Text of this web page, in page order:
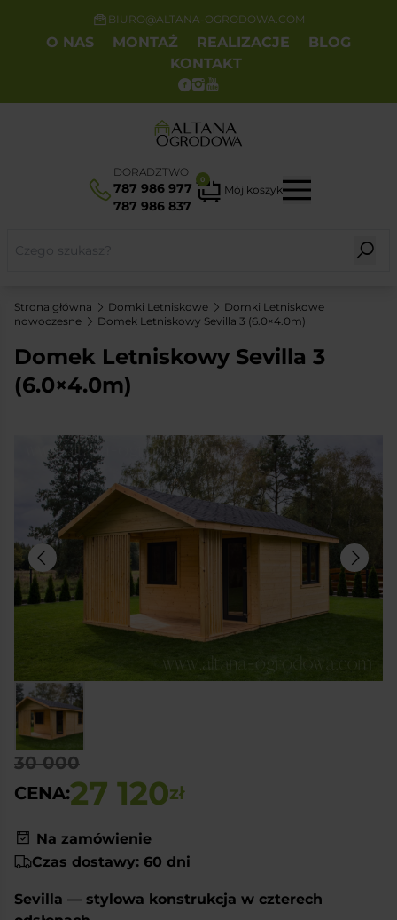
BIURO@ALTANA-OGRODOWA.COM
O NAS MONTAŻ REALIZACJE
BLOG
KONTAKT
DORADZTWO
787 986 977
787 986 837
0
Mój koszyk
Strona główna Domki Letniskowe
Domki Letniskowe
nowoczesne
Domek Letniskowy Sevilla 3 (6.0×4.0m)
Domek Letniskowy Sevilla 3
(6.0×4.0m)
30 000
CENA:27 120zł
Na zamówienie
Czas dostawy: 60 dni
Sevilla — stylowa konstrukcja w czterech